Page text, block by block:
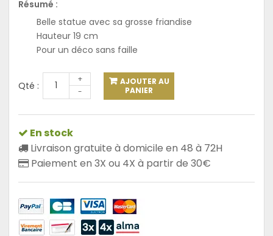
Résumé :
Belle statue avec sa grosse friandise
Hauteur 19 cm
Pour un déco sans faille
Qté :
+
-
AJOUTER AU
PANIER
En stock
Livraison gratuite à domicile en 48 à 72H
Paiement en 3X ou 4X à partir de 30€